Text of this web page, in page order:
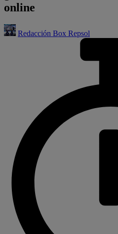
online
Redacción Box Repsol